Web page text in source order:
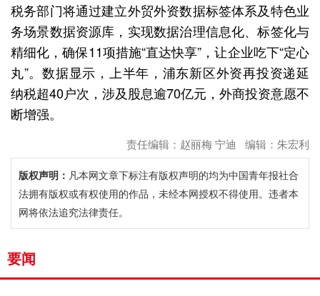
税务部门将通过建立外贸外资数据标签体系及特色业
务场景数据资源库，实现数据治理信息化、标签化与
精细化，确保11项措施“直达快享”，让企业吃下“定心
丸”。数据显示，上半年，浦东新区外资再投资递延
纳税超40户次，涉及股息逾70亿元，外商投资意愿不
断增强。
责任编辑：赵丽梅 宁迪 编辑：朱宏利
版权声明： 凡本网文章下标注有版权声明的均为中国青年报社合
法拥有版权或有权使用的作品，未经本网授权不得使用。违者本
网将依法追究法律责任。
要闻